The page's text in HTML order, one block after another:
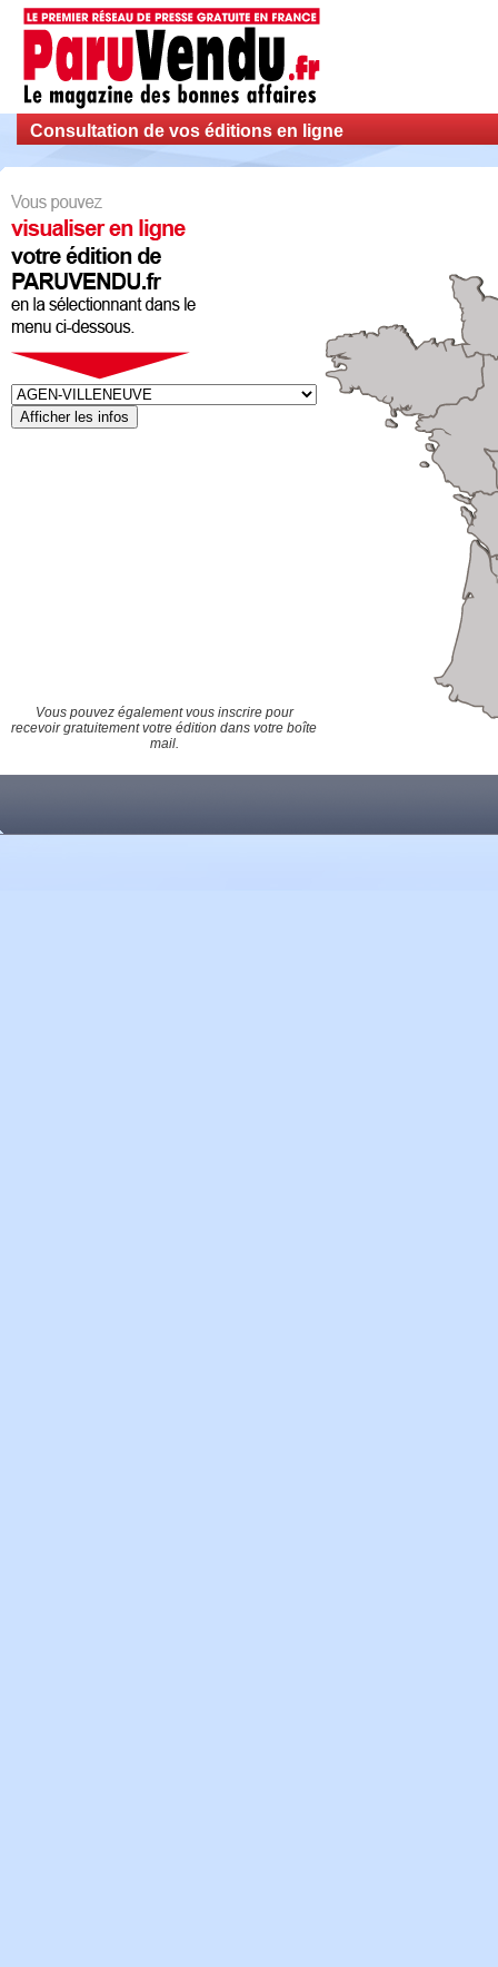
Consultation de vos éditions en ligne
Vous pouvez également vous inscrire pour
recevoir gratuitement votre édition dans votre boîte
mail.